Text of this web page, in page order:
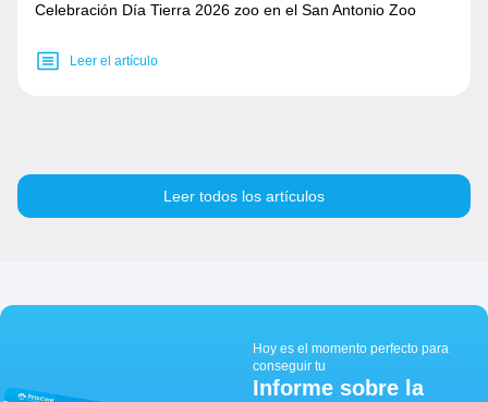
Celebración Día Tierra 2026 zoo en el San Antonio Zoo
Leer el artículo
Leer todos los artículos
Hoy es el momento perfecto para
conseguir tu
Informe sobre la